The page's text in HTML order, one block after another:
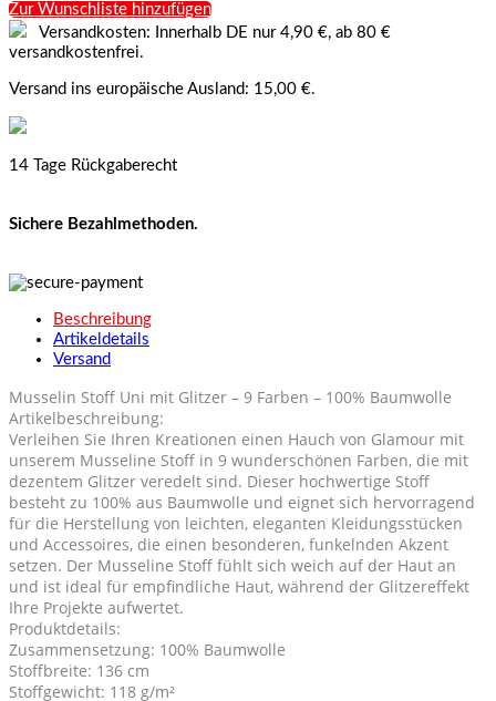
Zur Wunschliste hinzufügen
Versandkosten: Innerhalb DE nur 4,90 €, ab 80 €
versandkostenfrei.
Versand ins europäische Ausland: 15,00 €.
14 Tage Rückgaberecht
Sichere Bezahlmethoden.
Beschreibung
Artikeldetails
Versand
Musselin Stoff Uni mit Glitzer – 9 Farben – 100% Baumwolle
Artikelbeschreibung:
Verleihen Sie Ihren Kreationen einen Hauch von Glamour mit
unserem Musseline Stoff in 9 wunderschönen Farben, die mit
dezentem Glitzer veredelt sind. Dieser hochwertige Stoff
besteht zu 100% aus Baumwolle und eignet sich hervorragend
für die Herstellung von leichten, eleganten Kleidungsstücken
und Accessoires, die einen besonderen, funkelnden Akzent
setzen. Der Musseline Stoff fühlt sich weich auf der Haut an
und ist ideal für empfindliche Haut, während der Glitzereffekt
Ihre Projekte aufwertet.
Produktdetails:
Zusammensetzung: 100% Baumwolle
Stoffbreite: 136 cm
Stoffgewicht: 118 g/m²